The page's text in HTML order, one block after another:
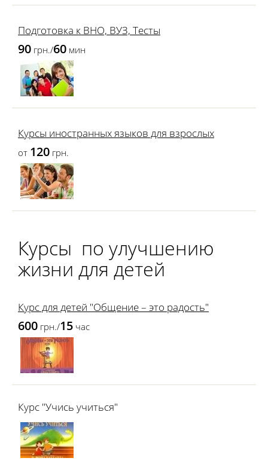
Подготовка к ВНО, ВУЗ, Тесты
90 грн./60 мин
Курсы иностранных языков для взрослых
от 120 грн.
Курсы по улучшению
жизни для детей
Курс для детей "Общение – это радость"
600 грн./15 час
Курс "Учись учиться"